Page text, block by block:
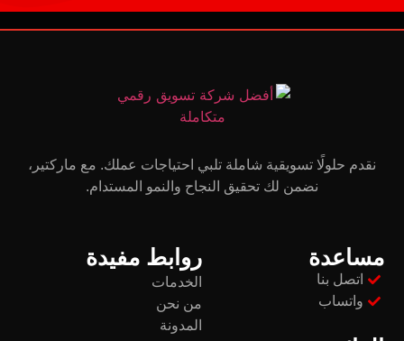
نقدم حلولًا تسويقية شاملة تلبي احتياجات عملك. مع ماركتير،
نضمن لك تحقيق النجاح والنمو المستدام.
مساعدة
اتصل بنا
واتساب
روابط مفيدة
الخدمات
من نحن
المدونة